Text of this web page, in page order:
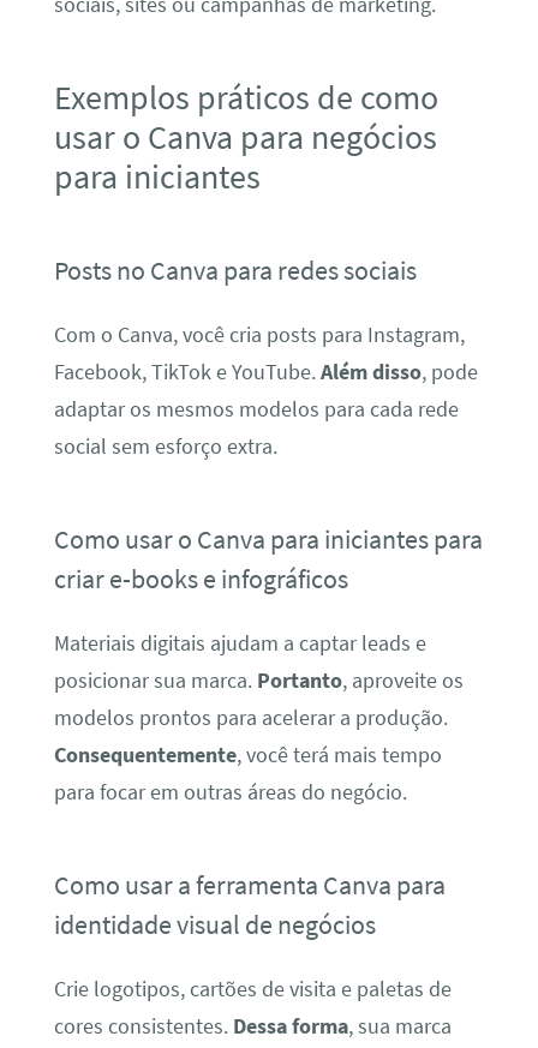
Exemplos práticos de como
usar o Canva para negócios
para iniciantes
Posts no Canva para redes sociais
Com o Canva, você cria posts para Instagram,
Facebook, TikTok e YouTube.Além disso, pode
adaptar os mesmos modelos para cada rede
social sem esforço extra.
Como usar o Canva para iniciantes para
criar e-books e infográficos
Materiais digitais ajudam a captar leads e
posicionar sua marca. Portanto, aproveite os
modelos prontos para acelerar a produção.
Consequentemente, você terá mais tempo
para focar em outras áreas do negócio.
Como usar a ferramenta Canva para
identidade visual de negócios
Crie logotipos, cartões de visita e paletas de
cores consistentes. Dessa forma, sua marca